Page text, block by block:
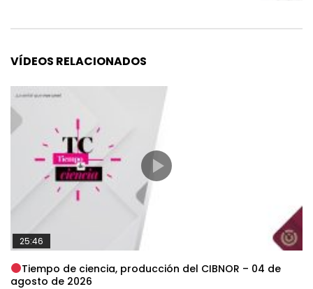
VÍDEOS RELACIONADOS
25:46
Tiempo de ciencia, producción del CIBNOR – 04 de
agosto de 2026